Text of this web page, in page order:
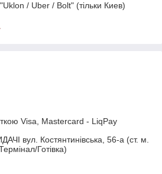
/ Uber / Bolt" (тільки Киев)
Visa, Mastercard - LiqPay
вул. Костянтинівська, 56-а (ст. м.
Готівка)